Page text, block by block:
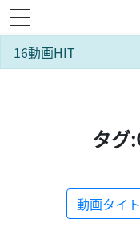
toggle navigation
16動画HIT
タグ
動画タイ